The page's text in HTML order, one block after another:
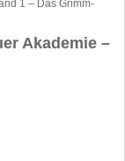
Akademie –